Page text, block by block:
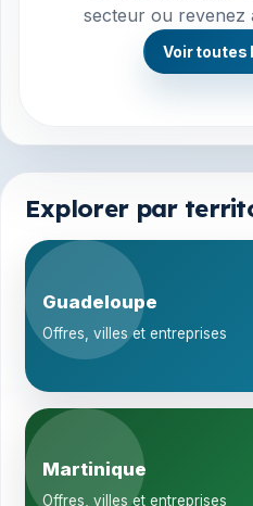
secteur ou revenez
Voir toutes
Explorer par
Guadeloupe
Offres, villes et entreprises
Martinique
Offres, villes et entreprises